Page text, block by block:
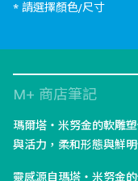
* 請選擇顏色/尺寸
M+ 商店筆記
瑪爾塔・米努金的軟雕
與活力，柔和形態與鮮
靈感源自瑪塔・米努金